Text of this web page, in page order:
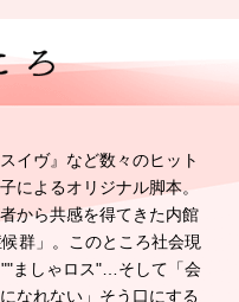
ラマ
イヴ』など数々のヒット
によるオリジナル脚本。
から共感を得てきた内館
群」。 このところ社会現
""ましゃロス"…そして「会
なれない」そう口にする